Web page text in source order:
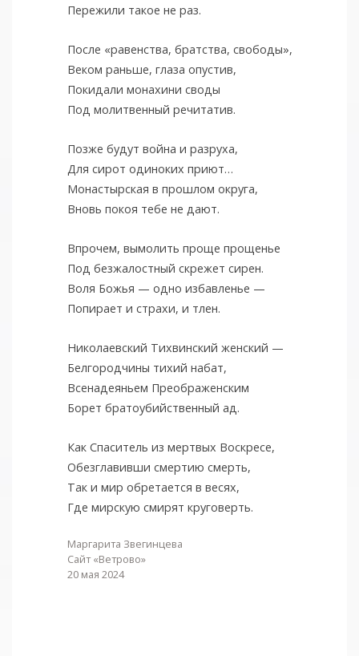
Пережили такое не раз.
После «равенства, братства, свободы»,
Веком раньше, глаза опустив,
Покидали монахини своды
Под молитвенный речитатив.
Позже будут война и разруха,
Для сирот одиноких приют…
Монастырская в прошлом округа,
Вновь покоя тебе не дают.
Впрочем, вымолить проще прощенье
Под безжалостный скрежет сирен.
Воля Божья — одно избавленье —
Попирает и страхи, и тлен.
Николаевский Тихвинский женский —
Белгородчины тихий набат,
Всенадеяньем Преображенским
Борет братоубийственный ад.
Как Спаситель из мертвых Воскресе,
Обезглавивши смертию смерть,
Так и мир обретается в весях,
Где мирскую смирят круговерть.
Маргарита Звегинцева
Сайт «Ветрово»
20 мая 2024